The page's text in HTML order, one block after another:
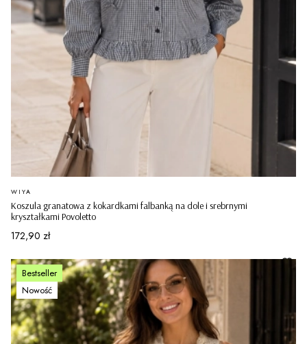
Koszula granatowa z kokardkami falbanką na dole i srebrnymi
kryształkami Povoletto
PRODUCENT
WIYA
Cena
172,90 zł
Bestseller
Nowość